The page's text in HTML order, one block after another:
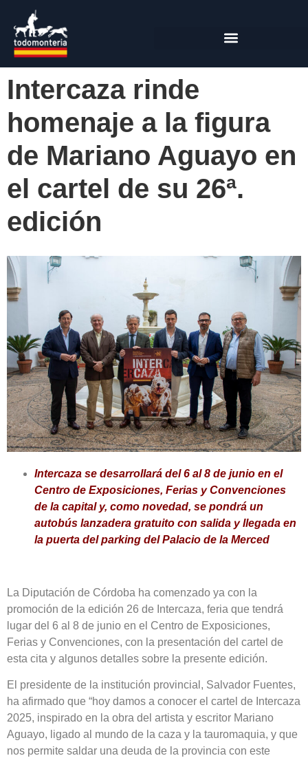
Intercaza rinde
homenaje a la figura
de Mariano Aguayo en
el cartel de su 26ª.
edición
Intercaza se desarrollará del 6 al 8 de junio en el
Centro de Exposiciones, Ferias y Convenciones
de la capital y, como novedad, se pondrá un
autobús lanzadera gratuito con salida y llegada en
la puerta del parking del Palacio de la Merced
La Diputación de Córdoba ha comenzado ya con la
promoción de la edición 26 de Intercaza, feria que tendrá
lugar del 6 al 8 de junio en el Centro de Exposiciones,
Ferias y Convenciones, con la presentación del cartel de
esta cita y algunos detalles sobre la presente edición.
El presidente de la institución provincial, Salvador Fuentes,
ha afirmado que “hoy damos a conocer el cartel de Intercaza
2025, inspirado en la obra del artista y escritor Mariano
Aguayo, ligado al mundo de la caza y la tauromaquia, y que
nos permite saldar una deuda de la provincia con este